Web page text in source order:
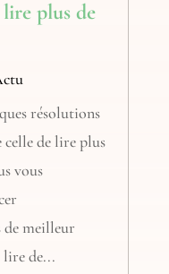
plus de
résolutions
celle de lire plus
vous
de meilleur
de...